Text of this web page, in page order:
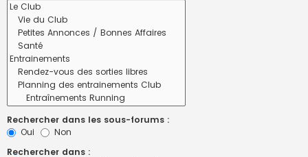
Rechercher dans les sous-forums :
Oui
Non
Rechercher dans :